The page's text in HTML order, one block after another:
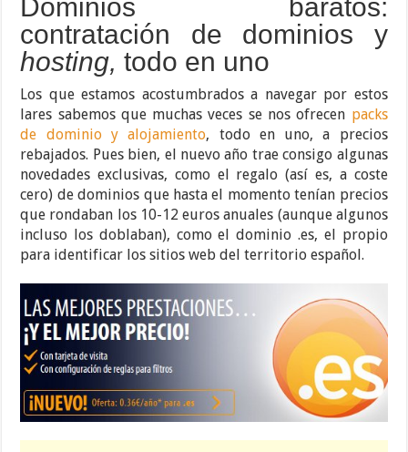
Dominios baratos:
contratación de dominios y
hosting, todo en uno
Los que estamos acostumbrados a navegar por estos
lares sabemos que muchas veces se nos ofrecen packs
de dominio y alojamiento, todo en uno, a precios
rebajados. Pues bien, el nuevo año trae consigo algunas
novedades exclusivas, como el regalo (así es, a coste
cero) de dominios que hasta el momento tenían precios
que rondaban los 10-12 euros anuales (aunque algunos
incluso los doblaban), como el dominio .es, el propio
para identificar los sitios web del territorio español.